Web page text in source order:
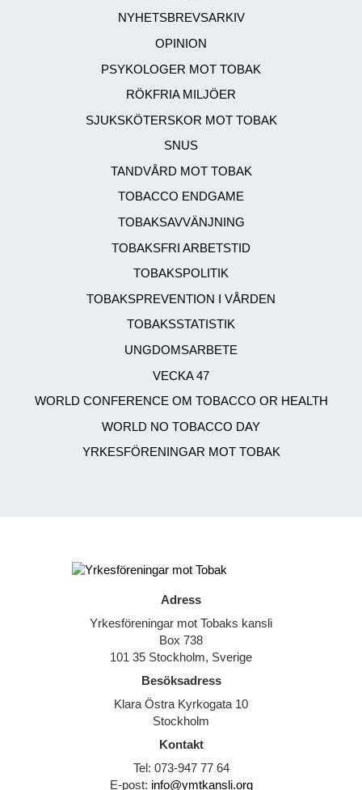
NYHETSBREVSARKIV
OPINION
PSYKOLOGER MOT TOBAK
RÖKFRIA MILJÖER
SJUKSKÖTERSKOR MOT TOBAK
SNUS
TANDVÅRD MOT TOBAK
TOBACCO ENDGAME
TOBAKSAVVÄNJNING
TOBAKSFRI ARBETSTID
TOBAKSPOLITIK
TOBAKSPREVENTION I VÅRDEN
TOBAKSSTATISTIK
UNGDOMSARBETE
VECKA 47
WORLD CONFERENCE OM TOBACCO OR HEALTH
WORLD NO TOBACCO DAY
YRKESFÖRENINGAR MOT TOBAK
Adress
Yrkesföreningar mot Tobaks kansli
Box 738
101 35 Stockholm, Sverige
Besöksadress
Klara Östra Kyrkogata 10
Stockholm
Kontakt
Tel: 073-947 77 64
E-post: info@ymtkansli.org